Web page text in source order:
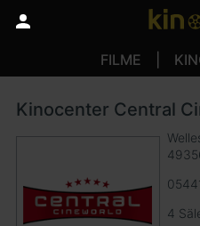
FILME
Kinocenter Central
4